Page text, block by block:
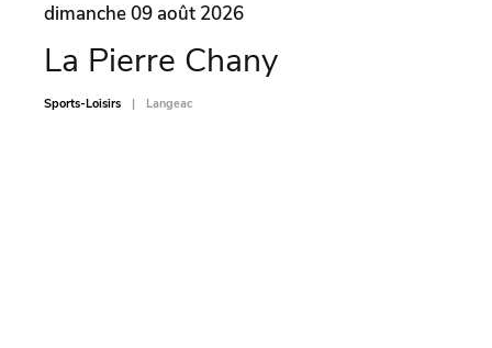
dimanche 09 août 2026
La Pierre Chany
Sports-Loisirs Langeac